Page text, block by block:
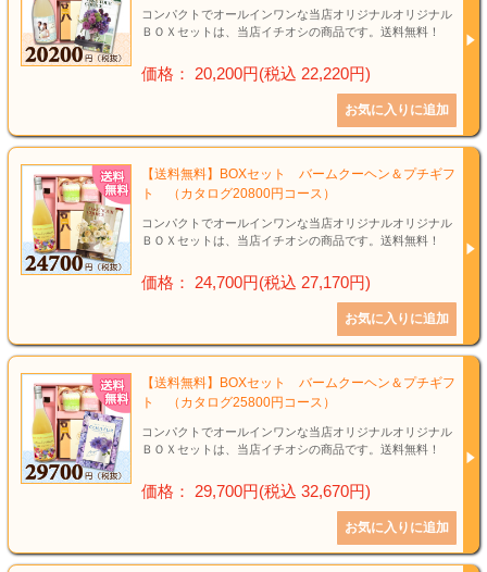
コンパクトでオールインワンな当店オリジナルオリジナル
ＢＯＸセットは、当店イチオシの商品です。送料無料！
価格： 20,200円(税込 22,220円)
【送料無料】BOXセット バームクーヘン＆プチギフ
ト （カタログ20800円コース）
コンパクトでオールインワンな当店オリジナルオリジナル
ＢＯＸセットは、当店イチオシの商品です。送料無料！
価格： 24,700円(税込 27,170円)
【送料無料】BOXセット バームクーヘン＆プチギフ
ト （カタログ25800円コース）
コンパクトでオールインワンな当店オリジナルオリジナル
ＢＯＸセットは、当店イチオシの商品です。送料無料！
価格： 29,700円(税込 32,670円)